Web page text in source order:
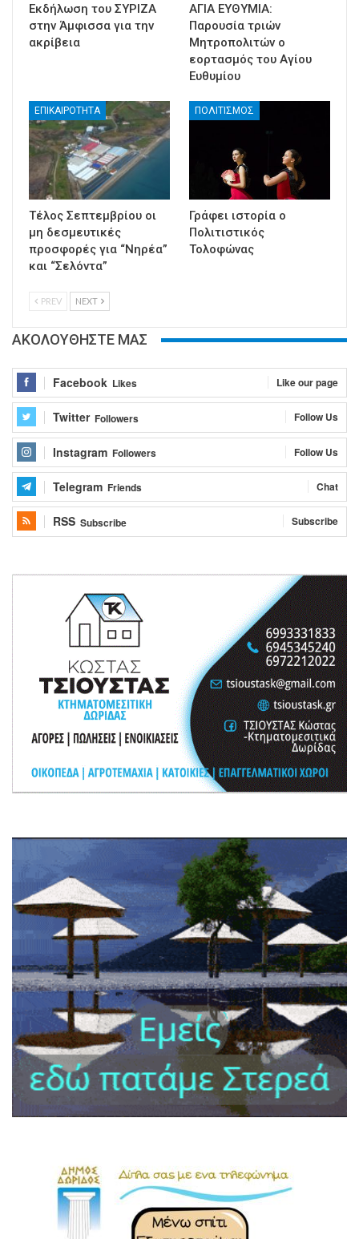
Εκδήλωση του ΣΥΡΙΖΑ
στην Άμφισσα για την
ακρίβεια
ΑΓΙΑ ΕΥΘΥΜΙΑ:
Παρουσία τριών
Μητροπολιτών ο
εορτασμός του Αγίου
Ευθυμίου
ΕΠΙΚΑΙΡΟΤΗΤΑ
Τέλος Σεπτεμβρίου οι
μη δεσμευτικές
προσφορές για “Νηρέα”
και “Σελόντα”
ΠΟΛΙΤΙΣΜΟΣ
Γράφει ιστορία ο
Πολιτιστικός
Τολοφώνας
PREV NEXT
ΑΚΟΛΟΥΘΗΣΤΕ ΜΑΣ
Facebook Likes Like our page
Twitter Followers Follow Us
Instagram Followers Follow Us
Telegram Friends Chat
RSS Subscribe Subscribe